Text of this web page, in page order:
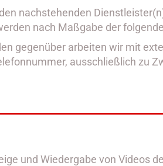
nachstehenden
nach Maßgabe der
gegenüber arbeiten wir mit
ausschließlich zu
und Wiedergabe von Videos